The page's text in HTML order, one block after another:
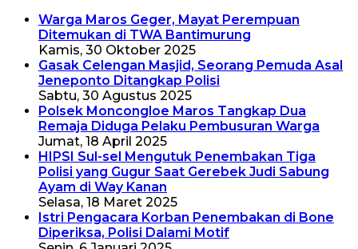
Warga Maros Geger, Mayat Perempuan
Ditemukan di TWA Bantimurung
Kamis, 30 Oktober 2025
Gasak Celengan Masjid, Seorang Pemuda Asal
Jeneponto Ditangkap Polisi
Sabtu, 30 Agustus 2025
Polsek Moncongloe Maros Tangkap Dua
Remaja Diduga Pelaku Pembusuran Warga
Jumat, 18 April 2025
HIPSI Sul-sel Mengutuk Penembakan Tiga
Polisi yang Gugur Saat Gerebek Judi Sabung
Ayam di Way Kanan
Selasa, 18 Maret 2025
Istri Pengacara Korban Penembakan di Bone
Diperiksa, Polisi Dalami Motif